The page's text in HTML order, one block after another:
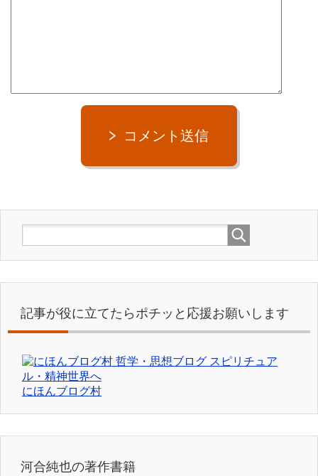
コメント送信
記事が役に立てたらポチッと応援お願いします
にほんブログ村
河合純也の著作書籍